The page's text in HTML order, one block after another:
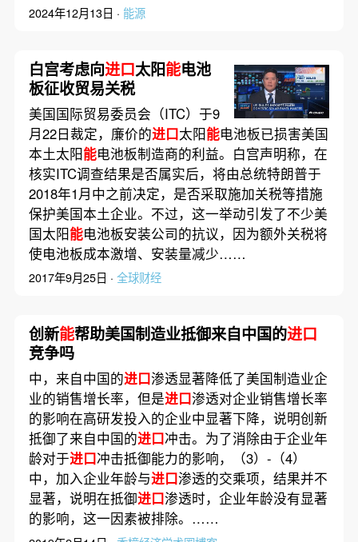
2024年12月13日 · 能源
白宫考虑向进口太阳能电池
板征收贸易关税
美国国际贸易委员会（ITC）于9
月22日裁定，廉价的进口太阳能电池板已损害美国
本土太阳能电池板制造商的利益。白宫声明称，在
核实ITC调查结果是否属实后，将由总统特朗普于
2018年1月中之前决定，是否采取施加关税等措施
保护美国本土企业。不过，这一举动引发了不少美
国太阳能电池板安装公司的抗议，因为额外关税将
使电池板成本激增、安装量减少……
2017年9月25日 · 全球财经
创新能帮助美国制造业抵御来自中国的进口
竞争吗
中，来自中国的进口渗透显著降低了美国制造业企
业的销售增长率，但是进口渗透对企业销售增长率
的影响在高研发投入的企业中显著下降，说明创新
抵御了来自中国的进口冲击。为了消除由于企业年
龄对于进口冲击抵御能力的影响，（3）-（4）
中，加入企业年龄与进口渗透的交乘项，结果并不
显著，说明在抵御进口渗透时，企业年龄没有显著
的影响，这一因素被排除。……